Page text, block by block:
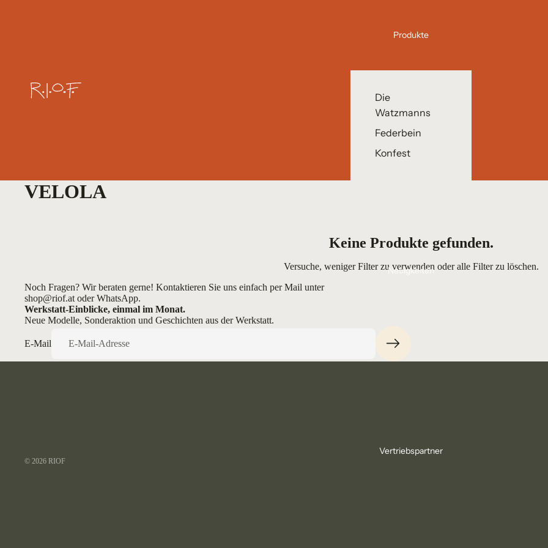
Produkte
Die
Watzmanns
Federbein
Konfest
Neuigkeiten
Vertriebspartner
VELOLA
Keine Produkte gefunden.
Versuche, weniger Filter zu verwenden oderalle Filter zu löschen.
Noch Fragen? Wir beraten gerne! Kontaktieren Sie uns einfach per Mail unter
shop@riof.at oderWhatsApp.
Werkstatt-Einblicke, einmal im Monat.
Neue Modelle, Sonderaktion und Geschichten aus der Werkstatt.
E-Mail
© 2026 RIOF